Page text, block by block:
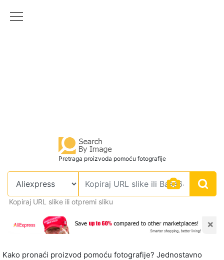
Pretraga proizvoda pomoću fotografije
Kopiraj URL slike ili otpremi sliku
×
Kako pronaći proizvod pomoću fotografije? Jednostavno